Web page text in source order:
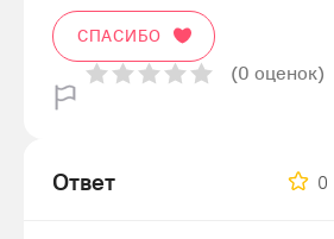
СПАСИБО
(0 оценок)
Ответ 0